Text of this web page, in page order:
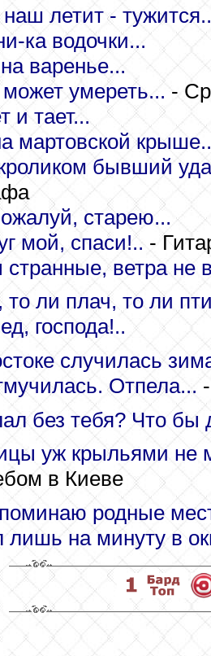
летит -
ка водочки...
варенье...
умереть... -
и тает...
мартовской
бывший
старею...
мой, спаси!.. -
ветра не
ли плач, то ли
господа!..
случилась
Отпела...
без тебя? Что бы
уж крыльями не
в Киеве
родные
лишь на минуту в